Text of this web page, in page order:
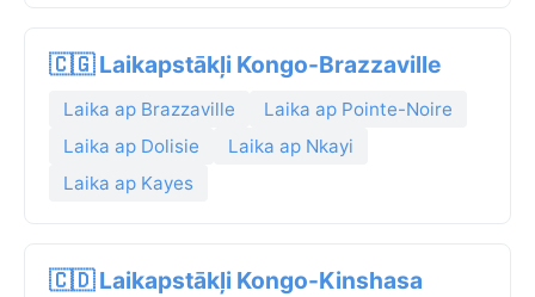
🇨🇬 Laikapstākļi Kongo-Brazzaville
Laika ap Brazzaville
Laika ap Pointe-Noire
Laika ap Dolisie
Laika ap Nkayi
Laika ap Kayes
🇨🇩 Laikapstākļi Kongo-Kinshasa